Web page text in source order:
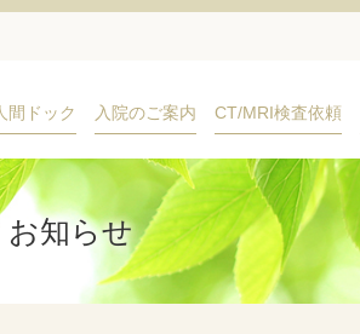
間ドック 入院のご案内 CT/MRI検査依頼
お知らせ